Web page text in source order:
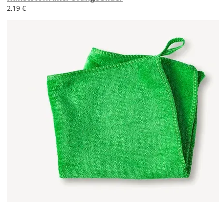
werden?
2,19 €